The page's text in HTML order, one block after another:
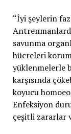
“İyi şeylerin
savunma
hücreleri
yüklenmelerle
karşısında
koyucu
Enfeksiyon
çeşitli zararlar